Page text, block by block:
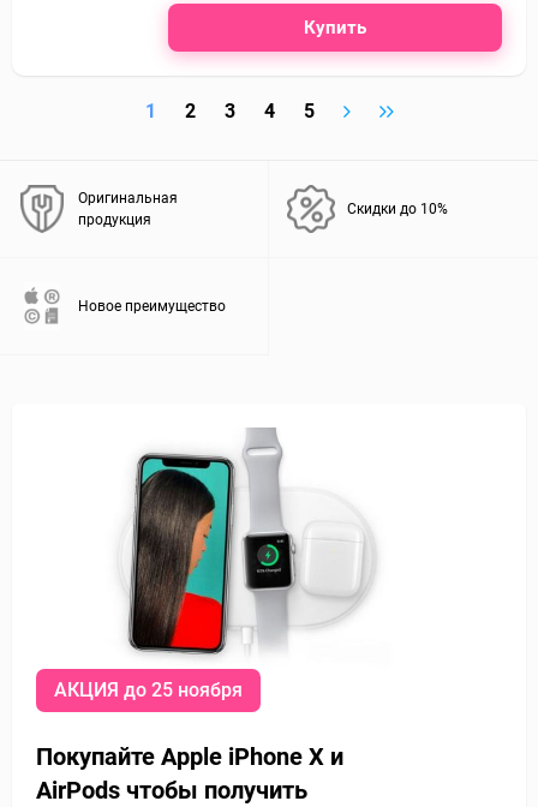
Купить
1 2 3 4 5
Оригинальная
продукция
Скидки до 10%
Новое преимущество
АКЦИЯ до 25 ноября
Покупайте Apple iPhone X и
AirPods чтобы получить